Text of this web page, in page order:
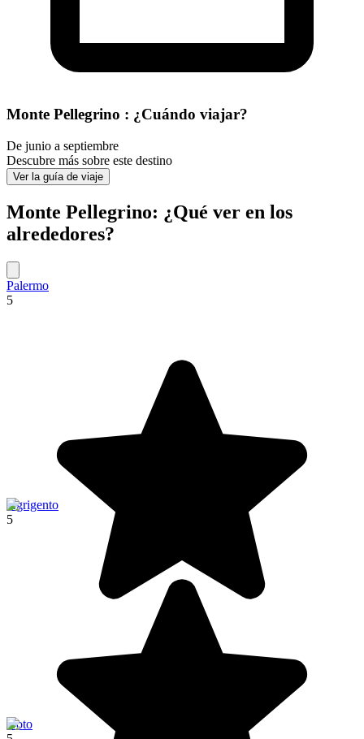
Monte Pellegrino : ¿Cuándo viajar?
De junio a septiembre
Descubre más sobre este destino
Ver la guía de viaje
Monte Pellegrino: ¿Qué ver en los
alrededores?
Palermo
5
Agrigento
5
Noto